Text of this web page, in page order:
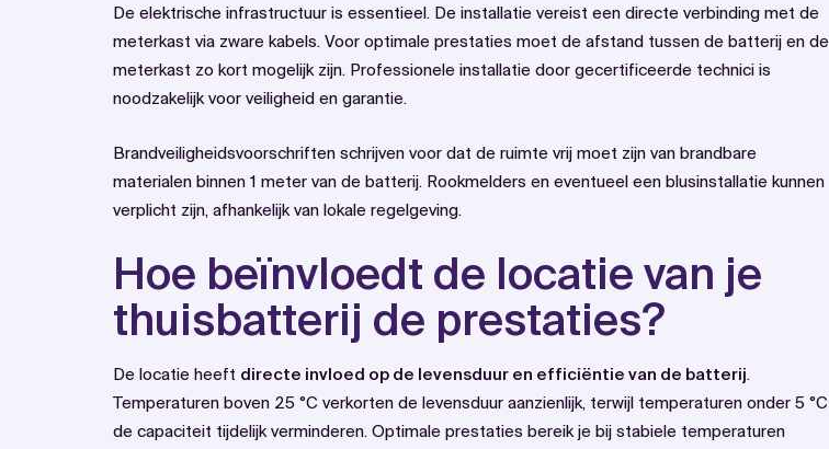
De elektrische infrastructuur is essentieel. De installatie vereist een directe verbinding met de
meterkast via zware kabels. Voor optimale prestaties moet de afstand tussen de batterij en de
meterkast zo kort mogelijk zijn. Professionele installatie door gecertificeerde technici is
noodzakelijk voor veiligheid en garantie.
Brandveiligheidsvoorschriften schrijven voor dat de ruimte vrij moet zijn van brandbare
materialen binnen 1 meter van de batterij. Rookmelders en eventueel een blusinstallatie kunnen
verplicht zijn, afhankelijk van lokale regelgeving.
Hoe beïnvloedt de locatie van je
thuisbatterij de prestaties?
De locatie heeft directe invloed op de levensduur en efficiëntie van de batterij.
Temperaturen boven 25 °C verkorten de levensduur aanzienlijk, terwijl temperaturen onder 5 °C
de capaciteit tijdelijk verminderen. Optimale prestaties bereik je bij stabiele temperaturen